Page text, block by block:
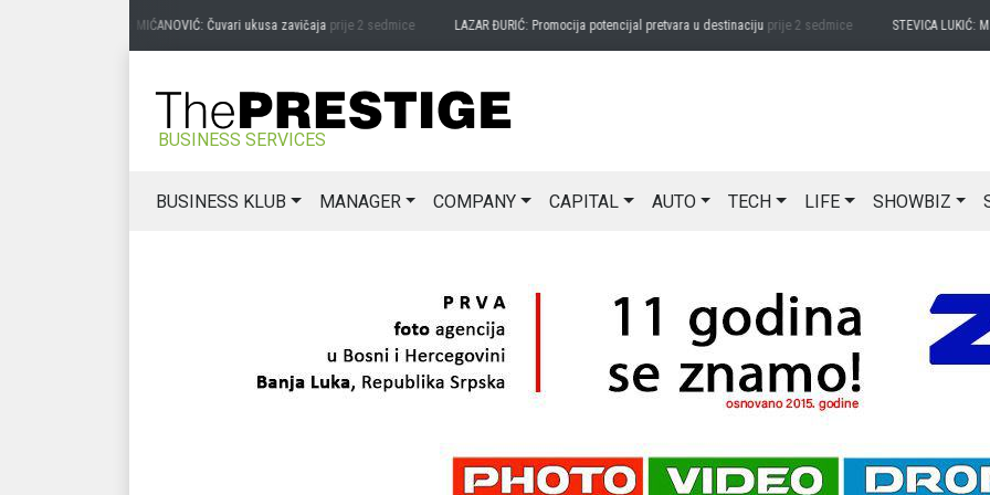
PREDRAG MIĆANOVIĆ: Čuvari ukusa zavičajaprije 2 sedmice LAZAR ĐURIĆ: Promocija potencijal pretvara u destinacijuprije 2 sedmice STEVICA LUKIĆ:
BUSINESS SERVICES
BUSINESS KLUB MANAGER COMPANY CAPITAL AUTO TECH LIFE SHOWBIZ